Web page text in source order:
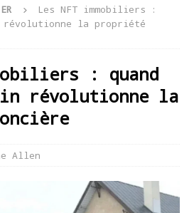
Les NFT immobiliers :
révolutionne la propriété
: quand
révolutionne la
Allen